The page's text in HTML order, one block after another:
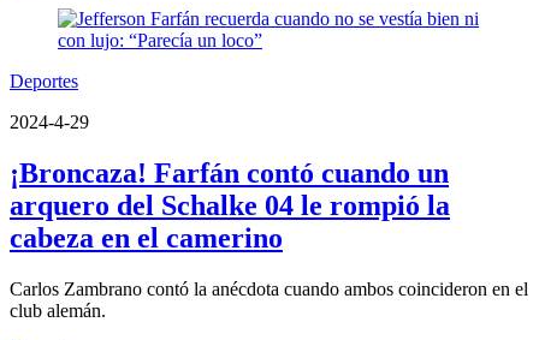
Deportes
2024-4-29
¡Broncaza! Farfán contó cuando un
arquero del Schalke 04 le rompió la
cabeza en el camerino
Carlos Zambrano contó la anécdota cuando ambos coincideron en el
club alemán.